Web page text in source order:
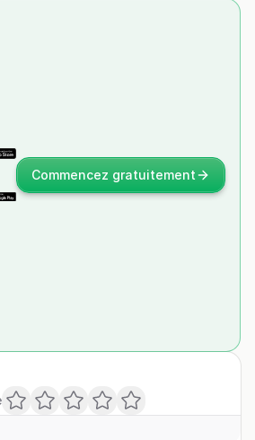
Commencez gratuitement